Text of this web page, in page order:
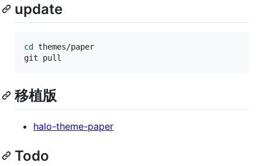
update
cd
themes/paper
git pull
移植版
halo-theme-paper
Todo